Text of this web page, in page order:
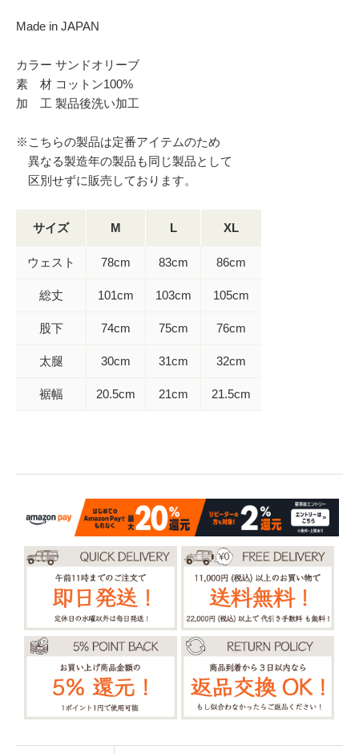
Made in JAPAN
カラー サンドオリーブ
素 材 コットン100%
加 工 製品後洗い加工
※こちらの製品は定番アイテムのため
異なる製造年の製品も同じ製品として
区別せずに販売しております。
サイズ M L XL
ウェスト 78cm 83cm 86cm
総丈 101cm 103cm 105cm
股下 74cm 75cm 76cm
太腿 30cm 31cm 32cm
裾幅 20.5cm 21cm 21.5cm